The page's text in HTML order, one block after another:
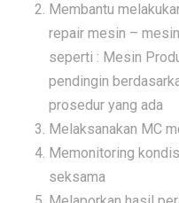
Membantu
repair mesin –
seperti : Mesin
pendingin
prosedur yang ada
Melaksanakan MC
Memonitoring
seksama